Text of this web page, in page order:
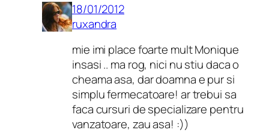
18/01/2012
ruxandra
mie imi place foarte mult Monique
insasi .. ma rog, nici nu stiu daca o
cheama asa, dar doamna e pur si
simplu fermecatoare! ar trebui sa
faca cursuri de specializare pentru
vanzatoare, zau asa! :))